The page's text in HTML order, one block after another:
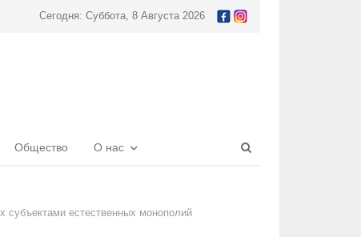
Сегодня: Суббота, 8 Августа 2026
Общество О нас
субъектами естественных монополий